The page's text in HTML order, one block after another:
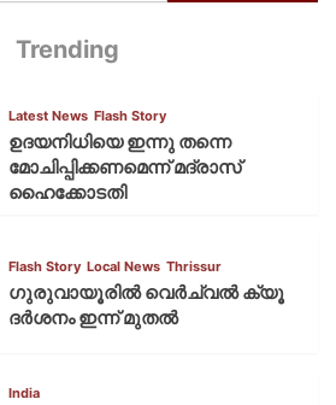
Trending
Latest News Flash Story
ഉദയനിധിയെ ഇന്നു തന്നെ
മോചിപ്പിക്കണമെന്ന് മദ്രാസ്
ഹൈക്കോടതി
Flash Story Local News Thrissur
ഗുരുവായൂരില്‍ വെര്‍ച്വല്‍ ക്യൂ
ദര്‍ശനം ഇന്ന് മുതല്‍
India